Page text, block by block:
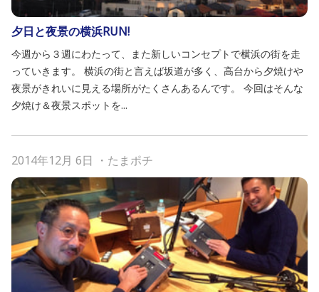
夕日と夜景の横浜RUN!
今週から３週にわたって、また新しいコンセプトで横浜の街を走
っていきます。 横浜の街と言えば坂道が多く、高台から夕焼けや
夜景がきれいに見える場所がたくさんあるんです。 今回はそんな
夕焼け＆夜景スポットを...
2014年12月 6日 ・ たまポチ